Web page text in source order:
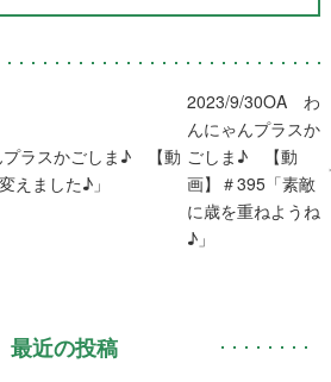
ラスかごしま♪ 【動
えました♪」
2023/9/30OA わ
んにゃんプラスか
ごしま♪ 【動
画】＃395「素敵
に歳を重ねようね
♪」
最近の投稿